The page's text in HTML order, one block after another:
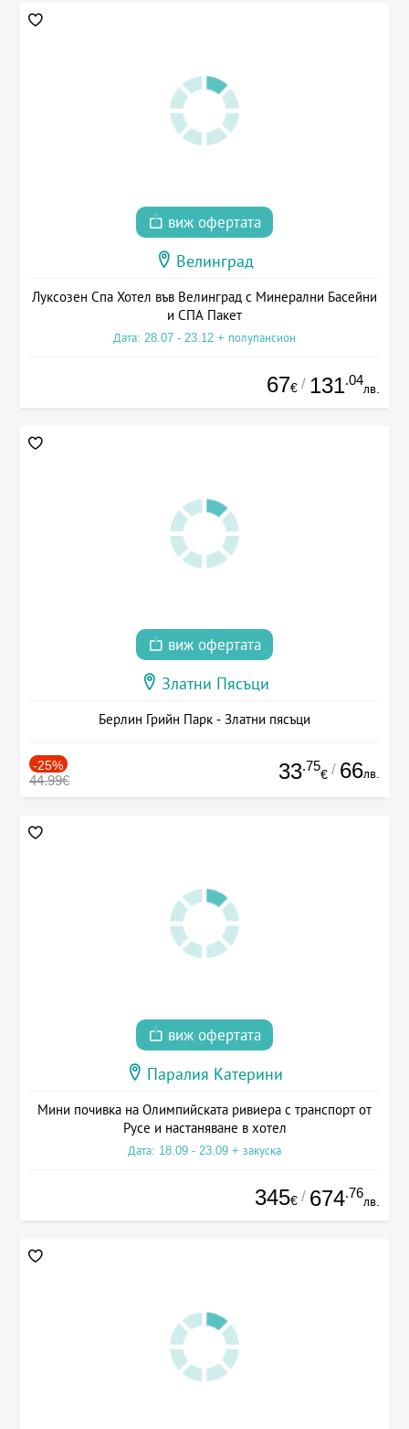
виж офертата
Велинград
Луксозен Спа Хотел във Велинград с Минерални Басейни
и СПА Пакет
Дата: 28.07 - 23.12 + полупансион
67€ / 131.04
лв.
виж офертата
Златни Пясъци
Берлин Грийн Парк - Златни пясъци
-25%
44.99€ 33.75
€ / 66лв.
виж офертата
Паралия Катерини
Мини почивка на Олимпийската ривиера с транспорт от
Русе и настаняване в хотел
Дата: 18.09 - 23.09 + закуска
345€ / 674.76
лв.